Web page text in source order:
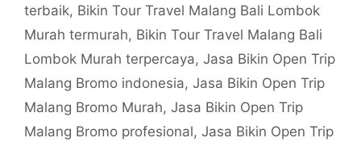
terbaik, Bikin Tour Travel Malang Bali Lombok
Murah termurah, Bikin Tour Travel Malang Bali
Lombok Murah terpercaya, Jasa Bikin Open Trip
Malang Bromo indonesia, Jasa Bikin Open Trip
Malang Bromo Murah, Jasa Bikin Open Trip
Malang Bromo profesional, Jasa Bikin Open Trip